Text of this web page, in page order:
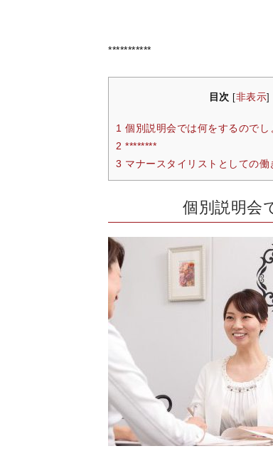
***********
目次 非表示
1 個別説明会では何をするのでし
2 ********
3 マナースタイリストとしての働
個別説明会